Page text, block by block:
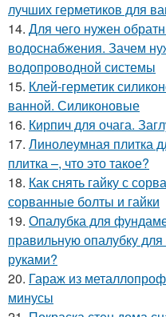
лучших герметиков для
14. Для чего нужен
водоснабжения. Зачем
водопроводной системы
15. Клей-герметик
ванной. Силиконовые
16. Кирпич для очага.
17. Линолеумная плитка
плитка –, что это такое?
18. Как снять гайку с
сорванные болты и гайки
19. Опалубка для
правильную опалубку
руками?
20. Гараж из
минусы